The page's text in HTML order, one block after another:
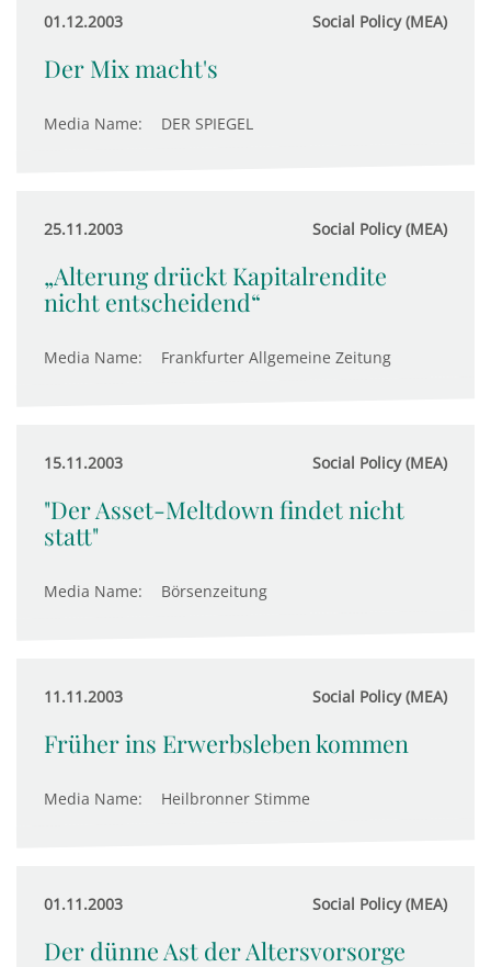
01.12.2003 Social Policy (MEA)
Der Mix macht's
Media Name: DER SPIEGEL
25.11.2003 Social Policy (MEA)
„Alterung drückt Kapitalrendite
nicht entscheidend“
Media Name: Frankfurter Allgemeine Zeitung
15.11.2003 Social Policy (MEA)
"Der Asset-Meltdown findet nicht
statt"
Media Name: Börsenzeitung
11.11.2003 Social Policy (MEA)
Früher ins Erwerbsleben kommen
Media Name: Heilbronner Stimme
01.11.2003 Social Policy (MEA)
Der dünne Ast der Altersvorsorge